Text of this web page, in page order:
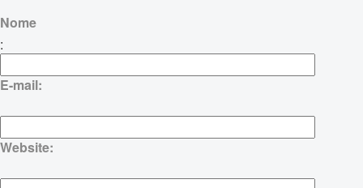
Nome
:
E-mail:
Website: